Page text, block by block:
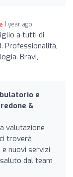
1 year ago
a tutti di
Professionalità,
Bravi,
e
&
valutazione
troverà
nuovi servizi
dal team